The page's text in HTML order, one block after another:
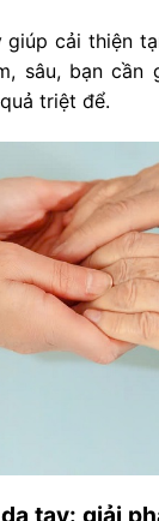
giúp cải thiện
sâu, bạn cần
triệt để.
tay: giải